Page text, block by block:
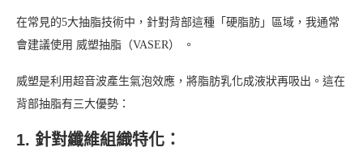
在常見的5大抽脂技術中，針對背部這種「硬脂肪」區域，我通常
會建議使用 威塑抽脂（VASER） 。
威塑是利用超音波產生氣泡效應，將脂肪乳化成液狀再吸出。這在
背部抽脂有三大優勢：
1. 針對纖維組織特化：